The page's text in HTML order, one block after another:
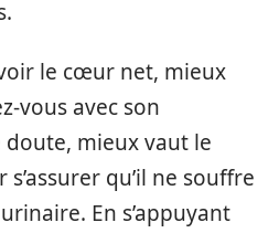
le cœur net, mieux
vous avec son
mieux vaut le
qu’il ne souffre
En s’appuyant